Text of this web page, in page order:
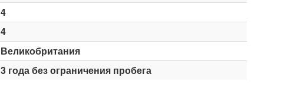
4
4
Великобритания
3 года без ограничения пробега